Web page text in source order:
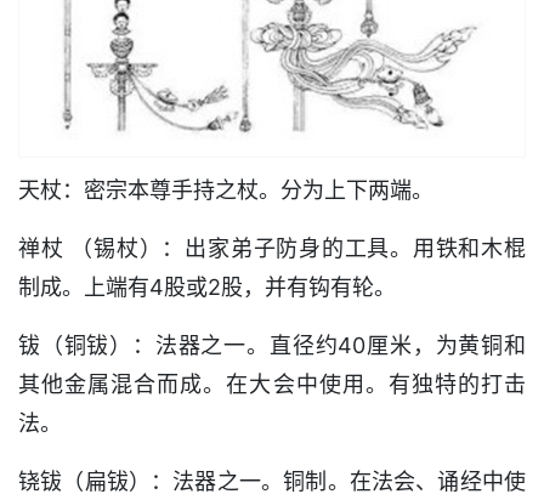
天杖：密宗本尊手持之杖。分为上下两端。
禅杖 （锡杖）：出家弟子防身的工具。用铁和木棍
制成。上端有4股或2股，并有钩有轮。
钹（铜钹）：法器之一。直径约40厘米，为黄铜和
其他金属混合而成。在大会中使用。有独特的打击
法。
铙钹（扁钹）：法器之一。铜制。在法会、诵经中使